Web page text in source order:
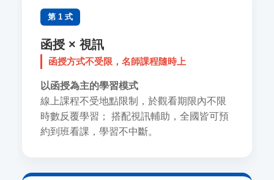
第 1 式
函授 × 視訊
函授方式不受限，名師課程隨時上
以函授為主的學習模式
線上課程不受地點限制，於觀看期限內不限
時數反覆學習； 搭配視訊輔助，全國皆可預
約到班看課，學習不中斷。